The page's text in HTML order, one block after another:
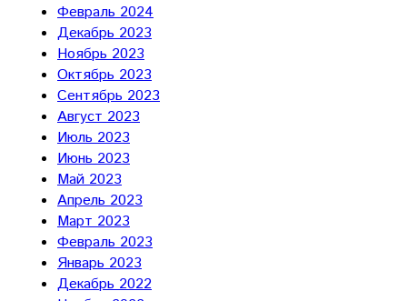
Февраль 2024
Декабрь 2023
Ноябрь 2023
Октябрь 2023
Сентябрь 2023
Август 2023
Июль 2023
Июнь 2023
Май 2023
Апрель 2023
Март 2023
Февраль 2023
Январь 2023
Декабрь 2022